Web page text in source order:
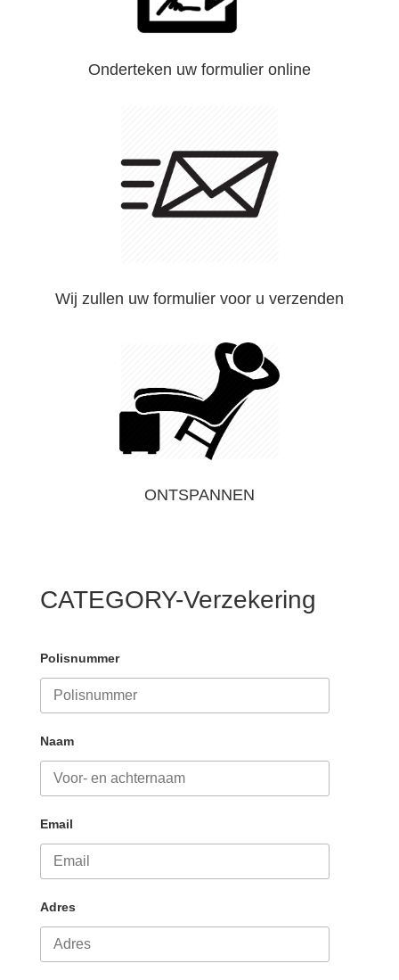
Onderteken uw formulier online
Wij zullen uw formulier voor u verzenden
ONTSPANNEN
CATEGORY-Verzekering
Polisnummer
Naam
Email
Adres